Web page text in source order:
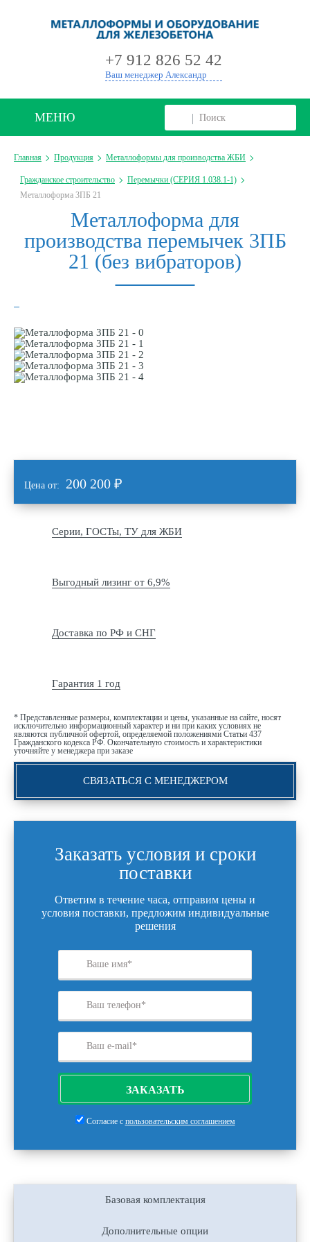
+7 912 826 52 42
Ваш менеджер Александр
МЕНЮ
Главная Продукция Металлоформы для производства ЖБИ
Гражданское строительство
Перемычки (СЕРИЯ 1.038.1-1)
Металлоформа 3ПБ 21
Металлоформа для
производства перемычек 3ПБ
21 (без вибраторов)
Цена от: 200 200 ₽
Серии, ГОСТы, ТУ для ЖБИ
Выгодный лизинг от 6,9%
Доставка по РФ и СНГ
Гарантия 1 год
* Представленные размеры, комплектации и цены, указанные на сайте, носят
исключительно информационный характер и ни при каких условиях не
являются публичной офертой, определяемой положениями Статьи 437
Гражданского кодекса РФ. Окончательную стоимость и характеристики
уточняйте у менеджера при заказе
СВЯЗАТЬСЯ С МЕНЕДЖЕРОМ
Заказать условия и сроки
поставки
Ответим в течение часа, отправим цены и
условия поставки, предложим индивидуальные
решения
ЗАКАЗАТЬ
Согласие с пользовательским соглашением
Базовая комплектация
Дополнительные опции